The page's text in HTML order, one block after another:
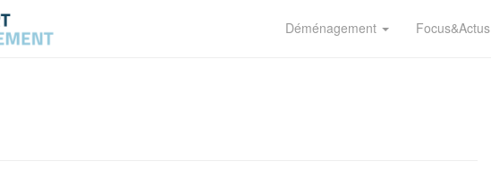
Déménagement Focus&Actus